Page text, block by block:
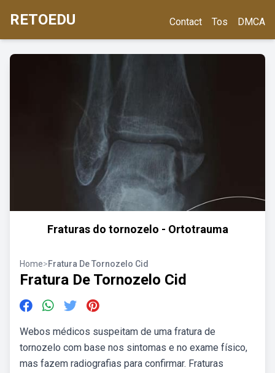
RETOEDU Contact Tos DMCA
Fraturas do tornozelo - Ortotrauma
Home>Fratura De Tornozelo Cid
Fratura De Tornozelo Cid
Webos médicos suspeitam de uma fratura de
tornozelo com base nos sintomas e no exame físico,
mas fazem radiografias para confirmar. Fraturas